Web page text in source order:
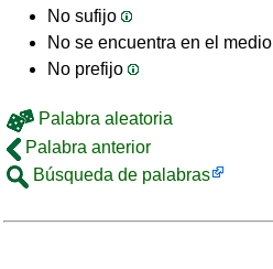
No sufijo
No se encuentra en el medio
No prefijo
Palabra aleatoria
Palabra anterior
Búsqueda de palabras